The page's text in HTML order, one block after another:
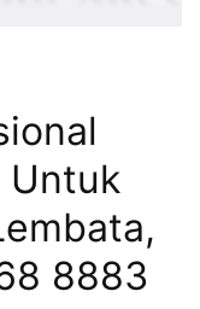
Untuk
8883